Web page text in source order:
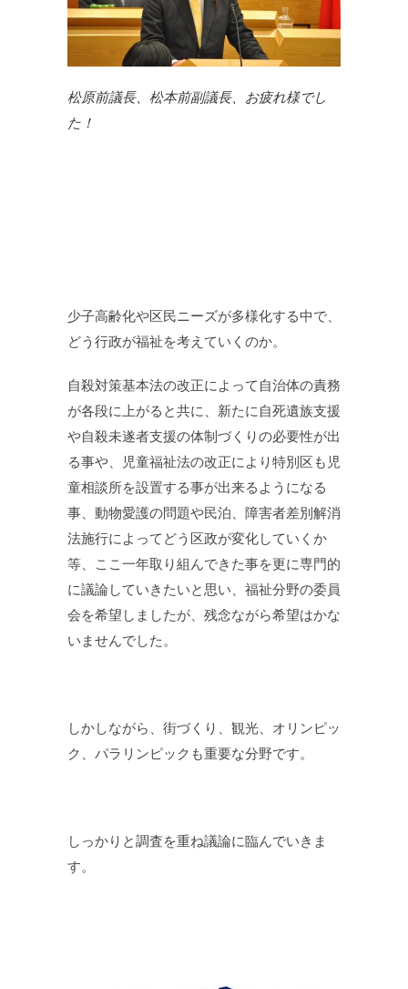
松原前議長、松本前副議長、お疲れ様でし
た！
少子高齢化や区民ニーズが多様化する中で、
どう行政が福祉を考えていくのか。
自殺対策基本法の改正によって自治体の責務
が各段に上がると共に、新たに自死遺族支援
や自殺未遂者支援の体制づくりの必要性が出
る事や、児童福祉法の改正により特別区も児
童相談所を設置する事が出来るようになる
事、動物愛護の問題や民泊、障害者差別解消
法施行によってどう区政が変化していくか
等、ここ一年取り組んできた事を更に専門的
に議論していきたいと思い、福祉分野の委員
会を希望しましたが、残念ながら希望はかな
いませんでした。
しかしながら、街づくり、観光、オリンピッ
ク、パラリンピックも重要な分野です。
しっかりと調査を重ね議論に臨んでいきま
す。